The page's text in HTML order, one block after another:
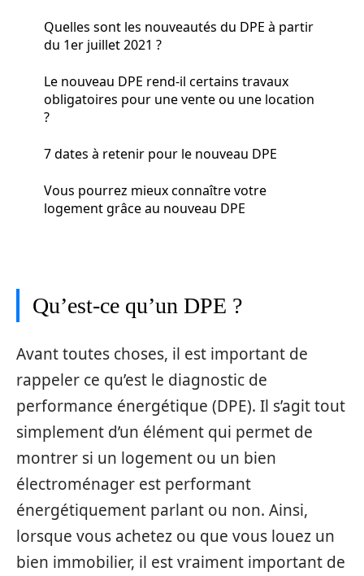
Quelles sont les nouveautés du DPE à partir
du 1er juillet 2021 ?
Le nouveau DPE rend-il certains travaux
obligatoires pour une vente ou une location
?
7 dates à retenir pour le nouveau DPE
Vous pourrez mieux connaître votre
logement grâce au nouveau DPE
Qu’est-ce qu’un DPE ?
Avant toutes choses, il est important de
rappeler ce qu’est le diagnostic de
performance énergétique (DPE). Il s’agit tout
simplement d’un élément qui permet de
montrer si un logement ou un bien
électroménager est performant
énergétiquement parlant ou non. Ainsi,
lorsque vous achetez ou que vous louez un
bien immobilier, il est vraiment important de